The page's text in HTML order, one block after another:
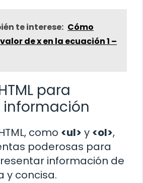
te interese: Cómo
de x en la ecuación 1 –
para
información
como <ul> y <ol>,
poderosas para
información de
y concisa.